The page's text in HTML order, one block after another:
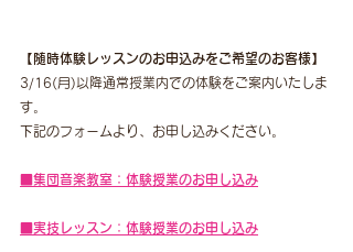
【随時体験レッスンのお申込みをご希望のお客様】
3/16(月)以降通常授業内での体験をご案内いたしま
す。
下記のフォームより、お申し込みください。
■集団音楽教室：体験授業のお申し込み
​■実技レッスン：体験授業のお申し込み